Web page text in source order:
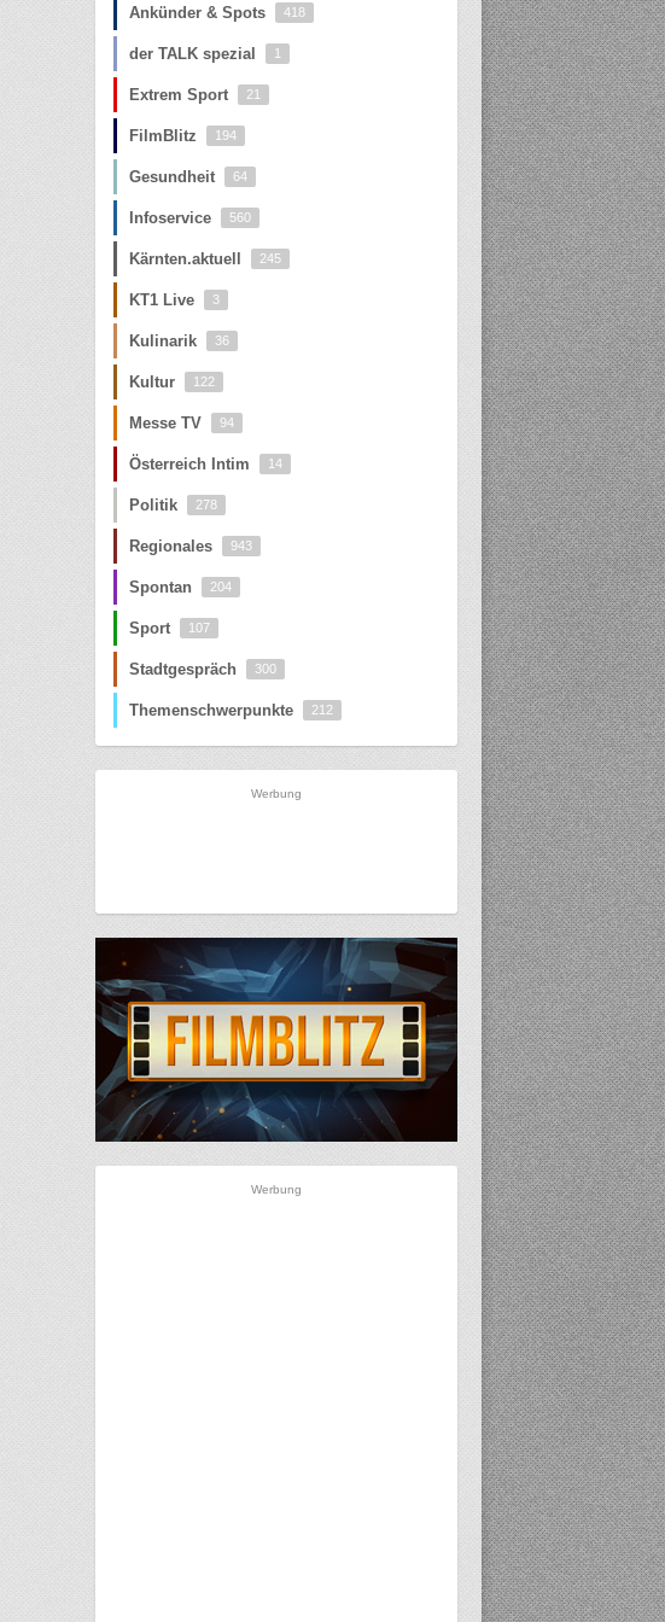
Ankünder & Spots 418
der TALK spezial 1
Extrem Sport 21
FilmBlitz 194
Gesundheit 64
Infoservice 560
Kärnten.aktuell 245
KT1 Live 3
Kulinarik 36
Kultur 122
Messe TV 94
Österreich Intim 14
Politik 278
Regionales 943
Spontan 204
Sport 107
Stadtgespräch 300
Themenschwerpunkte 212
Werbung
Werbung